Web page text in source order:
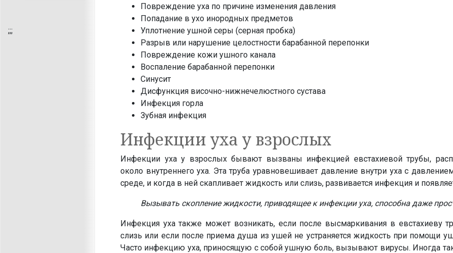
;;;
Повреждение уха по причине изменения давления
Попадание в ухо инородных предметов
Уплотнение ушной серы (серная пробка)
Разрыв или нарушение целостности барабанной перепонки
Повреждение кожи ушного канала
Воспаление барабанной перепонки
Синусит
Дисфункция височно-нижнечелюстного сустава
Инфекция горла
Зубная инфекция
Инфекции уха у взрослых
Инфекции уха у взрослых бывают вызваны инфекцией евстахиевой трубы,
около внутреннего уха. Эта труба уравновешивает давление внутри уха с
среде, и когда в ней скапливает жидкость или слизь, развивается инфекция и
Вызывать скопление жидкости, приводящее к инфекции уха, способна даже
Инфекция уха также может возникать, если после высмаркивания в евстахиеву
слизь или если после приема душа из ушей не устраняется жидкость при помощи
Часто инфекцию уха, приносящую с собой ушную боль, вызывают вирусы. Иногда